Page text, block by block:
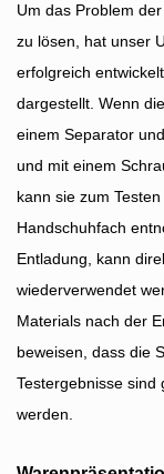
Um das Problem
zu lösen, hat unser
erfolgreich
dargestellt. Wenn
einem Separator
und mit einem
kann sie zum
Handschuhfach
Entladung, kann
wiederverwendet
Materials nach der
beweisen, dass die
Testergebnisse sind
werden.